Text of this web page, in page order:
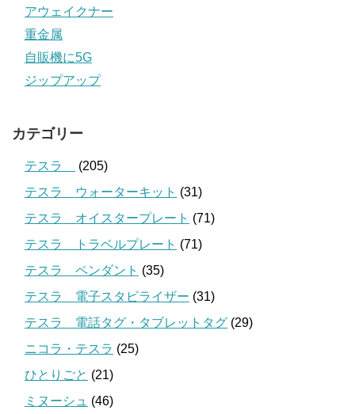
アウェイクナー
重金属
自販機に5G
ジップアップ
カテゴリー
テスラ
(205)
テスラ ウォーターキット (31)
テスラ オイスタープレート (71)
テスラ トラベルプレート (71)
テスラ ペンダント (35)
テスラ 電子スタビライザー (31)
テスラ 電話タグ・タブレットタグ (29)
ニコラ・テスラ (25)
ひとりごと (21)
ミヌーシュ (46)